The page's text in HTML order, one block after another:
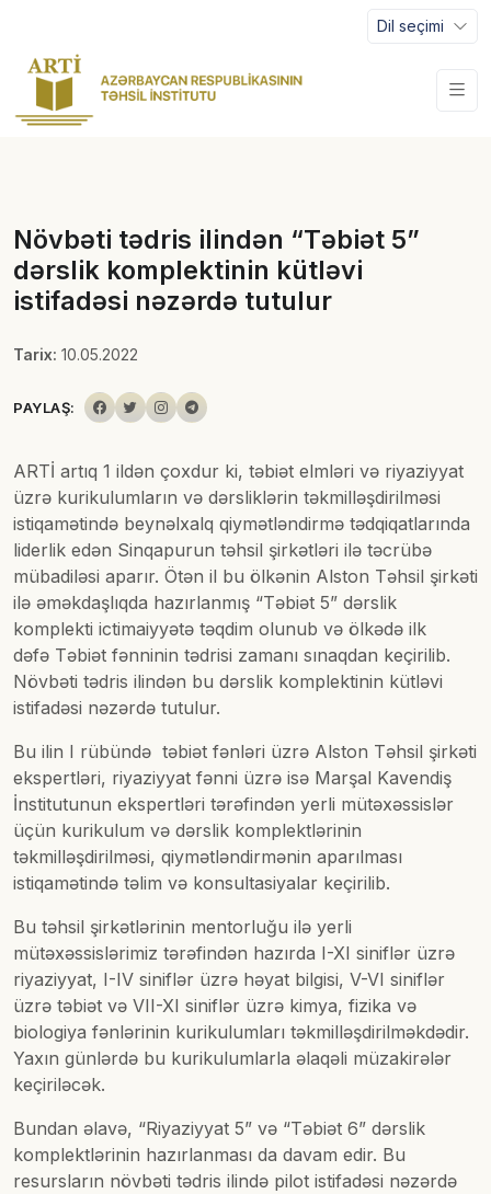
Dil seçimi
Növbəti tədris ilindən “Təbiət 5”
dərslik komplektinin kütləvi
istifadəsi nəzərdə tutulur
Tarix: 10.05.2022
PAYLAŞ:
ARTİ artıq 1 ildən çoxdur ki, təbiət elmləri və riyaziyyat
üzrə kurikulumların və dərsliklərin təkmilləşdirilməsi
istiqamətində beynəlxalq qiymətləndirmə tədqiqatlarında
liderlik edən Sinqapurun təhsil şirkətləri ilə təcrübə
mübadiləsi aparır. Ötən il bu ölkənin Alston Təhsil şirkəti
ilə əməkdaşlıqda hazırlanmış “Təbiət 5” dərslik
komplekti ictimaiyyətə təqdim olunub və ölkədə ilk
dəfə Təbiət fənninin tədrisi zamanı sınaqdan keçirilib.
Növbəti tədris ilindən bu dərslik komplektinin kütləvi
istifadəsi nəzərdə tutulur.
Bu ilin I rübündə təbiət fənləri üzrə Alston Təhsil şirkəti
ekspertləri, riyaziyyat fənni üzrə isə Marşal Kavendiş
İnstitutunun ekspertləri tərəfindən yerli mütəxəssislər
üçün kurikulum və dərslik komplektlərinin
təkmilləşdirilməsi, qiymətləndirmənin aparılması
istiqamətində təlim və konsultasiyalar keçirilib.
Bu təhsil şirkətlərinin mentorluğu ilə yerli
mütəxəssislərimiz tərəfindən hazırda I-XI siniflər üzrə
riyaziyyat, I-IV siniflər üzrə həyat bilgisi, V-VI siniflər
üzrə təbiət və VII-XI siniflər üzrə kimya, fizika və
biologiya fənlərinin kurikulumları təkmilləşdirilməkdədir.
Yaxın günlərdə bu kurikulumlarla əlaqəli müzakirələr
keçiriləcək.
Bundan əlavə, “Riyaziyyat 5” və “Təbiət 6” dərslik
komplektlərinin hazırlanması da davam edir. Bu
resursların növbəti tədris ilində pilot istifadəsi nəzərdə